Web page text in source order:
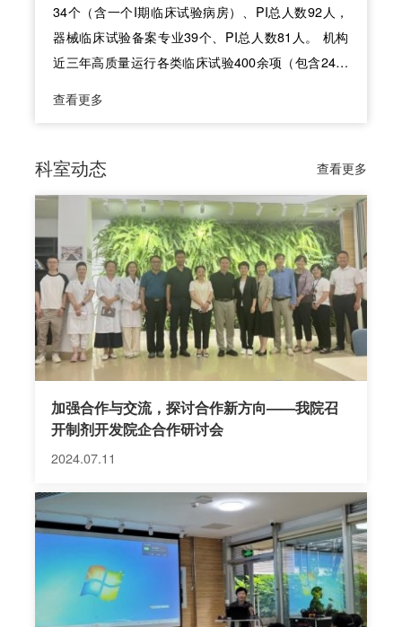
34个（含一个I期临床试验病房）、PI总人数92人，
器械临床试验备案专业39个、PI总人数81人。 机构
近三年高质量运行各类临床试验400余项（包含24项
新药临床试验等高质量临床研究），接受国家药监
余次，均顺利通过。 2023年度全国GCP机构药物临
名。 中心组织架构、业务范围及人员组成：
查看更多
科室动态 查看更多
加强合作与交流，探讨合作新方向——我院召
开制剂开发院企合作研讨会
2024.07.11